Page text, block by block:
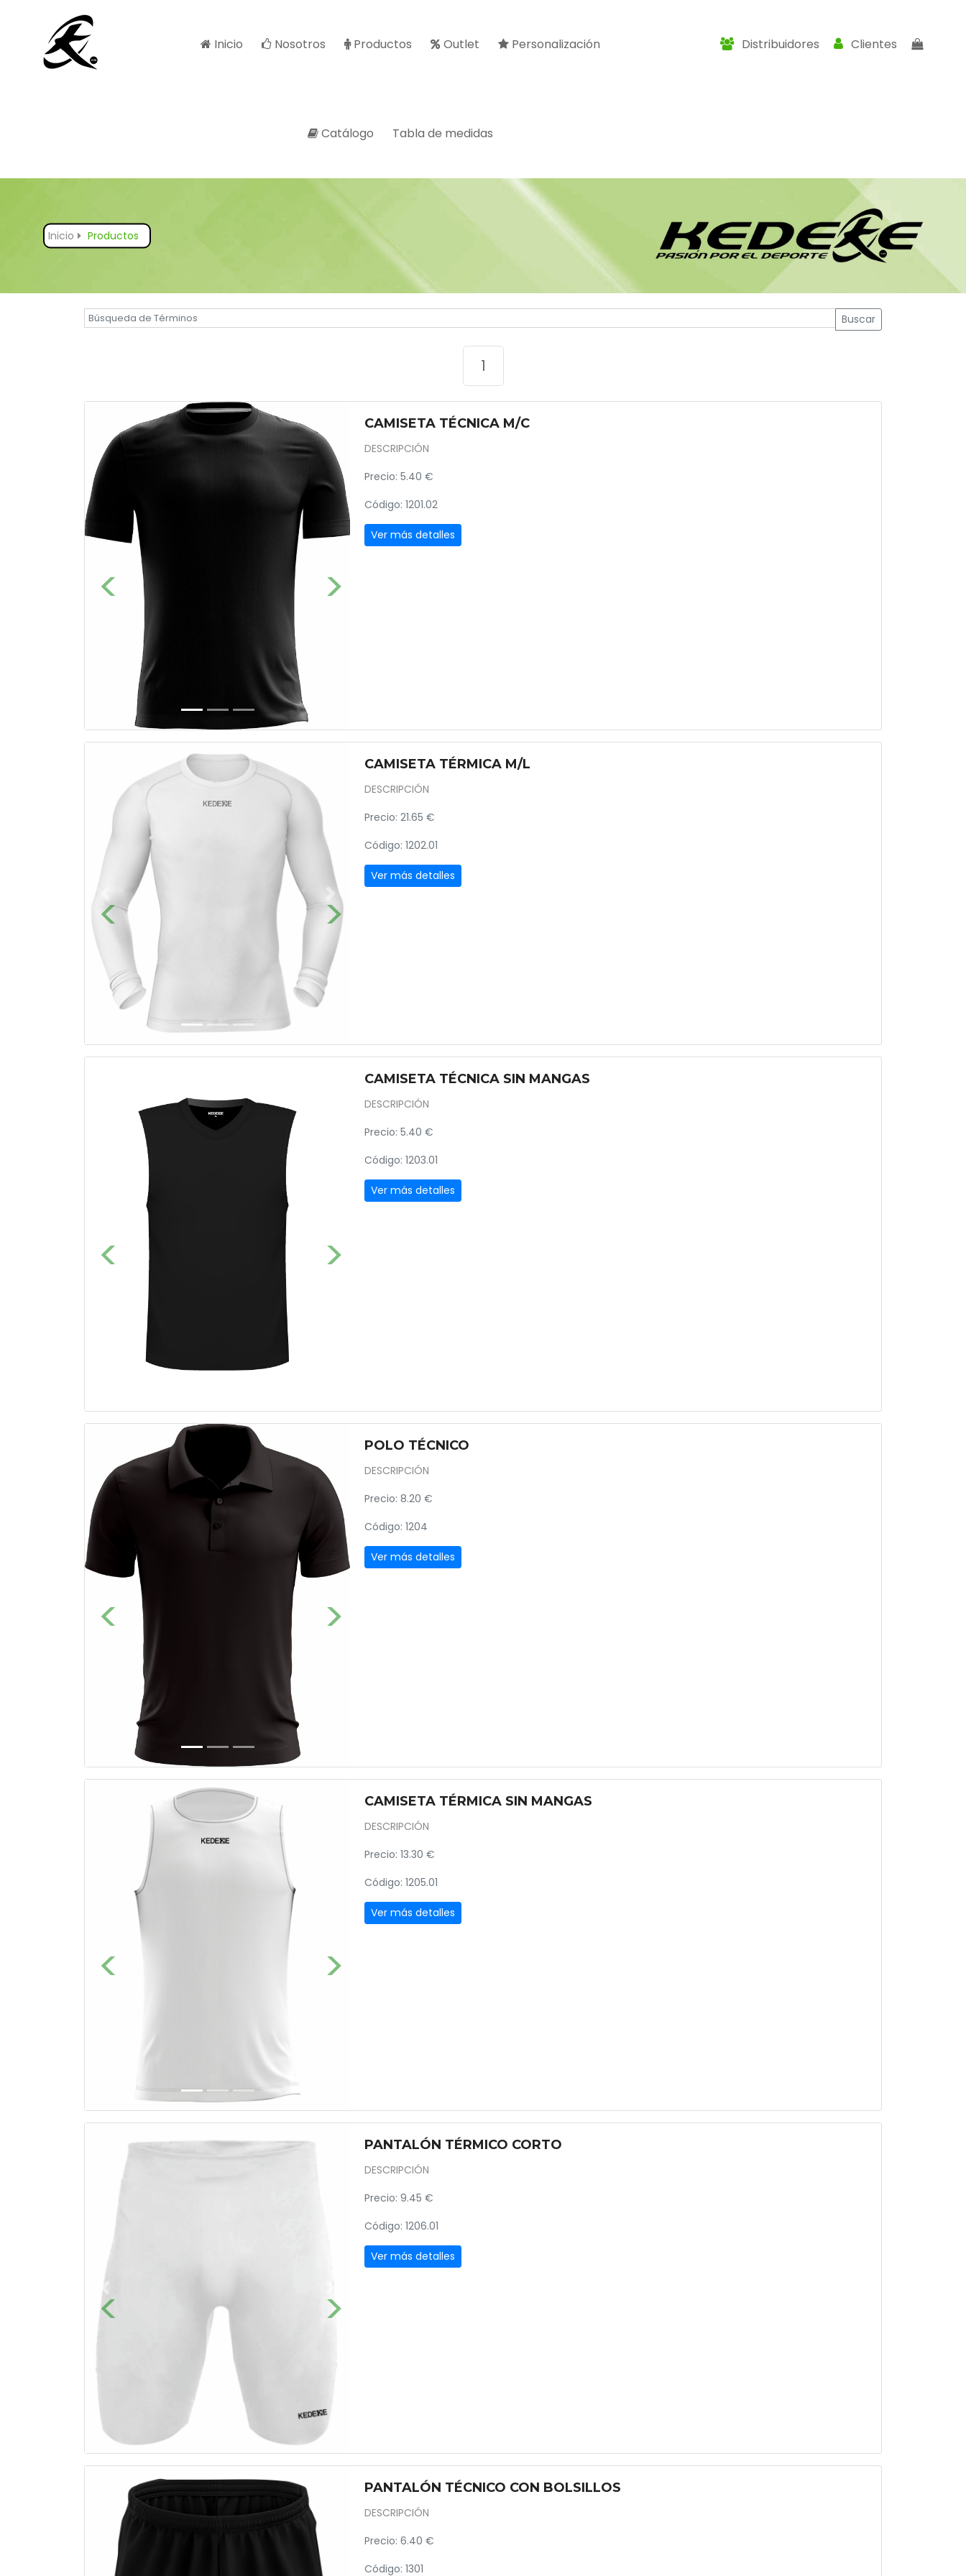
Inicio Nosotros Productos Outlet Personalización
Catálogo Tabla de medidas
Clientes
Distribuidores
Inicio Productos
Buscar
1
Previous
CAMISETA TÉCNICA M/C
DESCRIPCIÓN
Precio: 5.40 €
Código: 1201.02
Ver más detalles
Previous Next
CAMISETA TÉRMICA M/L
DESCRIPCIÓN
Precio: 21.65 €
Código: 1202.01
Ver más detalles
CAMISETA TÉCNICA SIN MANGAS
DESCRIPCIÓN
Precio: 5.40 €
Código: 1203.01
Ver más detalles
Previous
POLO TÉCNICO
DESCRIPCIÓN
Precio: 8.20 €
Código: 1204
Ver más detalles
CAMISETA TÉRMICA SIN MANGAS
DESCRIPCIÓN
Precio: 13.30 €
Código: 1205.01
Ver más detalles
PANTALÓN TÉRMICO CORTO
DESCRIPCIÓN
Precio: 9.45 €
Código: 1206.01
Ver más detalles
PANTALÓN TÉCNICO CON BOLSILLOS
DESCRIPCIÓN
Precio: 6.40 €
Código: 1301